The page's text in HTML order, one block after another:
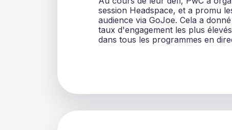
session Headspace, et a promu
audience via GoJoe. Cela a
taux d'engagement les plus
dans tous les programmes en